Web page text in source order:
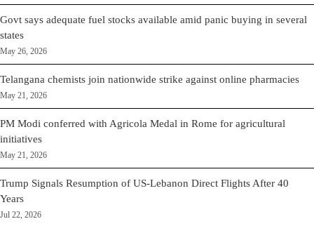
Govt says adequate fuel stocks available amid panic buying in several
states
May 26, 2026
Telangana chemists join nationwide strike against online pharmacies
May 21, 2026
PM Modi conferred with Agricola Medal in Rome for agricultural
initiatives
May 21, 2026
Trump Signals Resumption of US-Lebanon Direct Flights After 40
Years
Jul 22, 2026